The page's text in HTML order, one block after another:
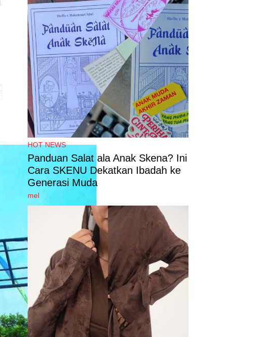
HOT NEWS
Panduan Salat ala Anak Skena? Ini
Cara SKENU Dekatkan Ibadah ke
Generasi Muda
mel